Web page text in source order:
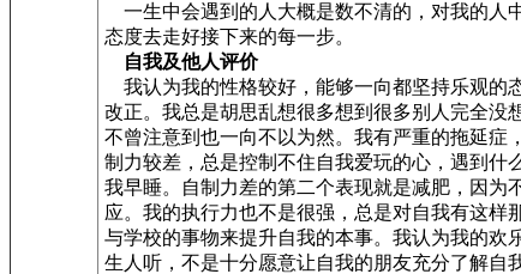
一生中会遇到的人大概是数不清的，对我的人
态度去走好接下来的每一步。
自我及他人评价
我认为我的性格较好，能够一向都坚持乐观的
改正。我总是胡思乱想很多想到很多别人完全没
不曾注意到也一向不以为然。我有严重的拖延症
制力较差，总是控制不住自我爱玩的心，遇到什
我早睡。自制力差的第二个表现就是减肥，因为
应。我的执行力也不是很强，总是对自我有这
与学校的事物来提升自我的本事。我认为我的欢
生人听，不是十分愿意让自我的朋友充分了解自